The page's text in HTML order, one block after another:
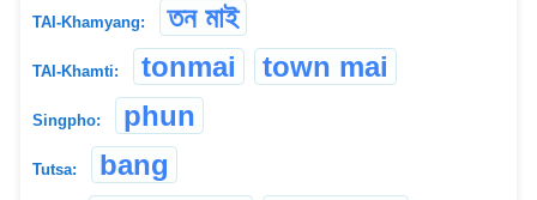
TAI-Khamyang: তন মাই
TAI-Khamti: tonmai town mai
Singpho: phun
Tutsa: bang